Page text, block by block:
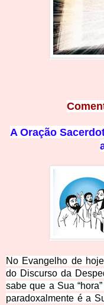
A Oração
No Evangelho de
do Discurso da
sabe que a Sua
paradoxalmente é a